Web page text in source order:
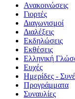
Ανακοινώσεις
Γιορτές
Διαγωνισμοί
Διαλέξεις
Εκδηλώσεις
Εκθέσεις
Ελληνική
Ευχές
Ημερίδες -
Προγράμματα
Συναυλίες